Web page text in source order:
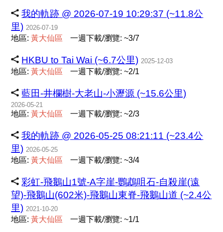
我的軌跡 @ 2026-07-19 10:29:37 (~11.8公
里) 2026-07-19
地區:黃大仙區 一週下載/瀏覽: ~3/7
HKBU to Tai Wai (~6.7公里) 2025-12-03
地區:黃大仙區 一週下載/瀏覽: ~2/1
藍田-井欄樹-大老山-小瀝源 (~15.6公里)
2026-05-21
地區:黃大仙區 一週下載/瀏覽: ~2/3
我的軌跡 @ 2026-05-25 08:21:11 (~23.4公
里) 2026-05-25
地區:黃大仙區 一週下載/瀏覽: ~3/4
彩虹-飛鵝山1號-A字崖-鸚鵡咀石-自殺崖(遠
望)-飛鵝山(602米)-飛鵝山東脊-飛鵝山道 (~2.4公
里) 2021-10-20
地區:黃大仙區 一週下載/瀏覽: ~1/1